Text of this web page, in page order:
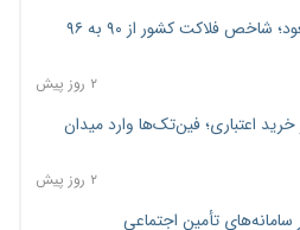
فشار اقتصادی در مسیر صعود؛ شاخص فلاکت کشور از ۹۰ به ۹۶
۲ روز پیش
خرید اعتباری؛ فین‌تک‌ها وارد میدان
۲ روز پیش